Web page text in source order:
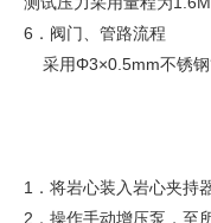
6．阀门、管路流程
采用Φ3×0.5mm不锈钢
1．将岩心装入岩心夹持
2．操作手动增压泵，至